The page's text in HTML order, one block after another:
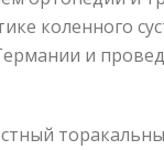
коленного
и